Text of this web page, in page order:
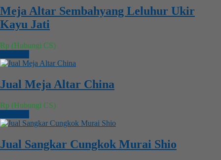
Meja Altar Sembahyang Leluhur Ukir
Kayu Jati
Rp (Hubungi CS)
Jual Meja Altar China
Rp (Hubungi CS)
Jual Sangkar Cungkok Murai Shio